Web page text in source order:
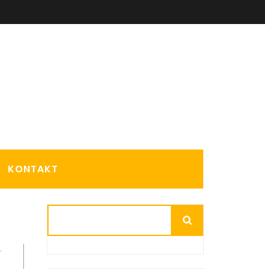
KONTAKT
,